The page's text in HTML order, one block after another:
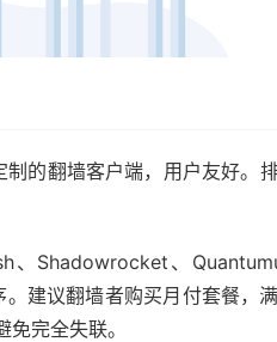
的翻墙客户端，用户友好。
Shadowrocket、
建议翻墙者购买月付套餐，
免完全失联。